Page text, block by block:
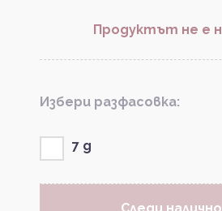
Продуктът не е
Избери разфасовка:
7 g
Следи